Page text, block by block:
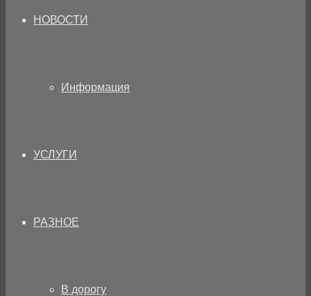
НОВОСТИ
Информация
УСЛУГИ
РАЗНОЕ
В дорогу